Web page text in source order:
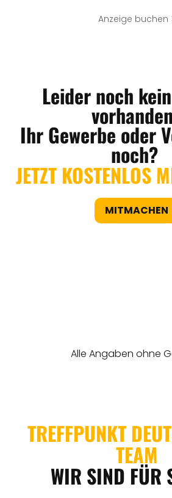
Anzeige buchen
Leider noch
Ihr Gewerbe oder
noch?
JETZT KOSTENLOS
MITMACHEN